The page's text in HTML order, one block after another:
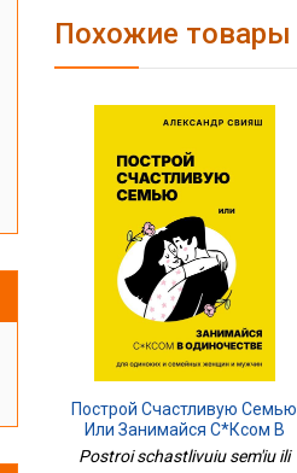
Похожие товары
Построй Счастливую Семью
Или Занимайся С*ксом В
Одиночестве. Для Одиноких
Postroi schastlivuiu sem'iu ili